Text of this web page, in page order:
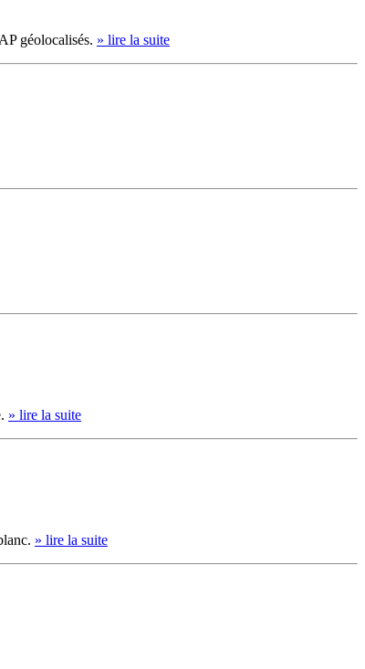
géolocalisés. » lire la suite
» lire la suite
» lire la suite